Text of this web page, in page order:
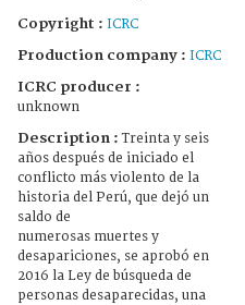
Copyright : ICRC
Production company : ICRC
ICRC producer :
unknown
Description :Treinta y seis
años después de iniciado el
conflicto más violento de la
historia del Perú, que dejó un
saldo de
numerosas muertes y
desapariciones, se aprobó en
2016 la Ley de búsqueda de
personas desaparecidas, una